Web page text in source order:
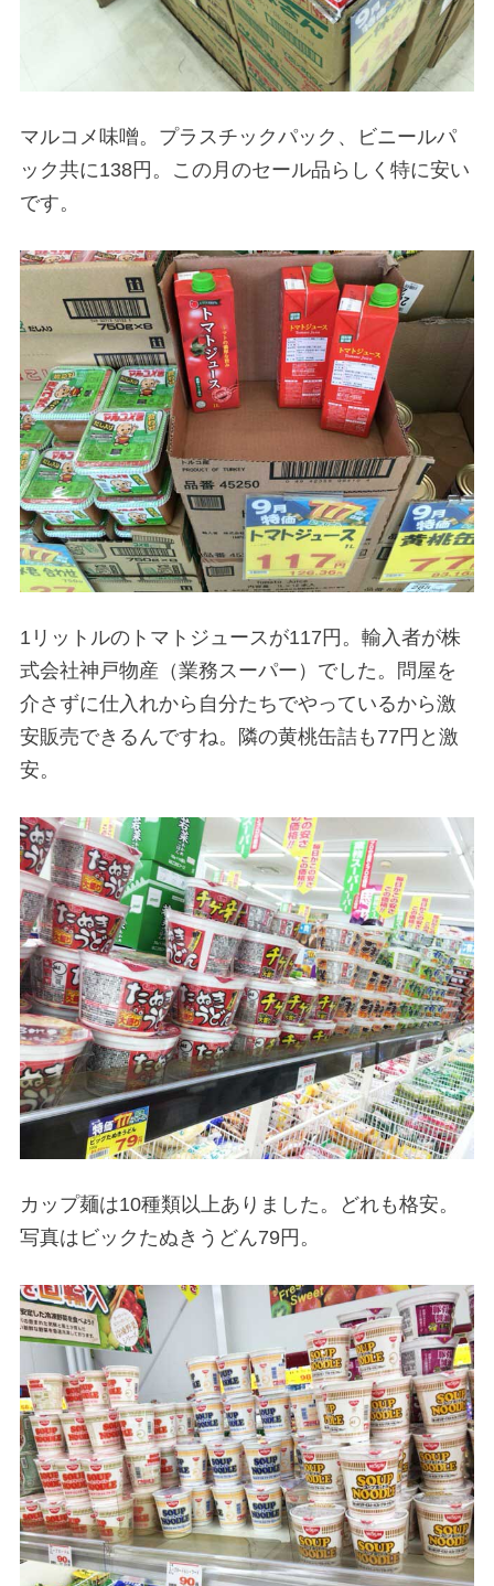
マルコメ味噌。プラスチックパック、ビニールパ
ック共に138円。この月のセール品らしく特に安い
です。
1リットルのトマトジュースが117円。輸入者が株
式会社神戸物産（業務スーパー）でした。問屋を
介さずに仕入れから自分たちでやっているから激
安販売できるんですね。隣の黄桃缶詰も77円と激
安。
カップ麺は10種類以上ありました。どれも格安。
写真はビックたぬきうどん79円。